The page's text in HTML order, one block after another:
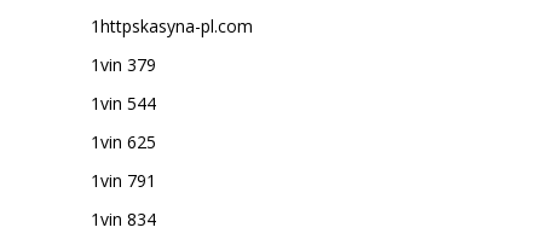
1httpskasyna-pl.com
1vin 379
1vin 544
1vin 625
1vin 791
1vin 834